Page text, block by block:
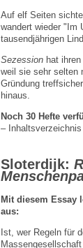
Auf elf Seiten
wandert wieder "Im
tausendjährigen
Sezession hat
weil sie sehr selten
Gründung
hinaus.
Noch 30 Hefte
–
Sloterdijk:
Mit diesem Essay
aus:
Ist, wer Regeln für